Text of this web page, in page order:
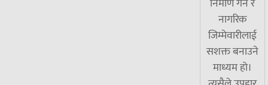
नागरिक
जिम्मेवारीलाई
सशक्त बनाउने
माध्यम हो।